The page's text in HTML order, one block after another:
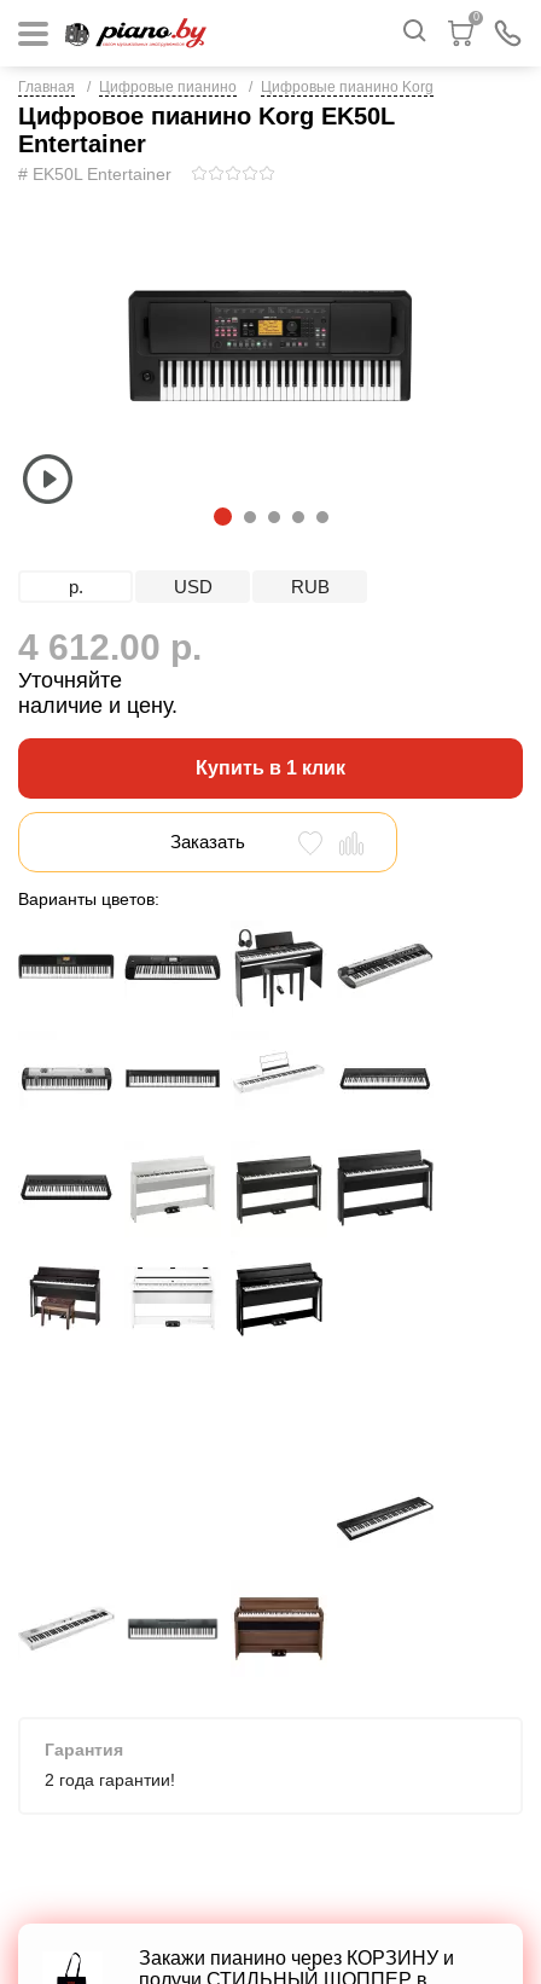
0
Главная Цифровые пианино Цифровые пианино Korg
Цифровое пианино Korg EK50L
Entertainer
# EK50L Entertainer
1 2 3 4 5
р. USD RUB
4 612.00 р.
Уточняйте
наличие и цену.
Купить в 1 клик
Заказать
Варианты цветов:
Гарантия
2 года гарантии!
Закажи пианино через КОРЗИНУ и
получи СТИЛЬНЫЙ ШОППЕР в